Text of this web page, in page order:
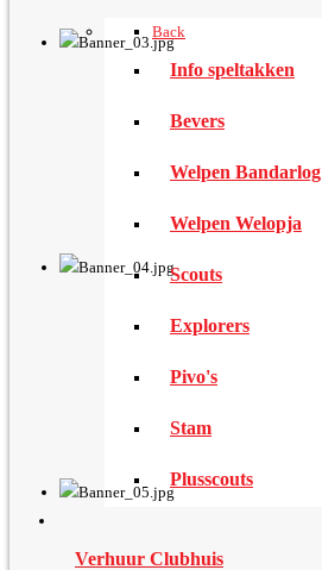
Back
Info speltakken
Bevers
Welpen Bandarlog
Welpen Welopja
Scouts
Explorers
Pivo's
Stam
Plusscouts
Verhuur Clubhuis